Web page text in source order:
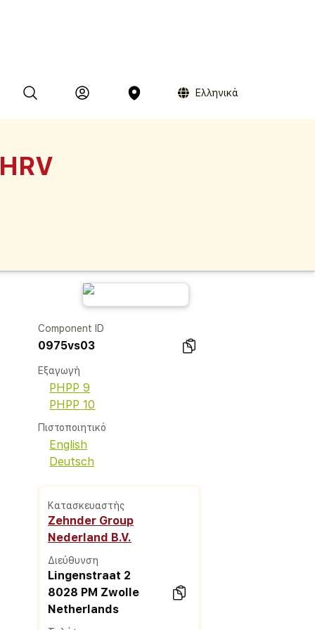
Ελληνικά
Component ID
0975vs03
Εξαγωγή
PHPP 9
PHPP 10
Πιστοποιητικό
English
Deutsch
Κατασκευαστής
Zehnder Group
Nederland B.V.
Διεύθυνση
Lingenstraat 2
8028 PM Zwolle
Netherlands